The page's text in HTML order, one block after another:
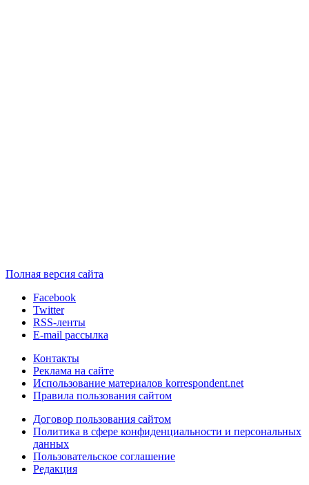
Полная версия сайта
Facebook
Twitter
RSS-ленты
E-mail рассылка
Контакты
Реклама на сайте
Использование материалов korrespondent.net
Правила пользования сайтом
Договор пользования сайтом
Политика в сфере конфиденциальности и персональных
данных
Пользовательское соглашение
Редакция